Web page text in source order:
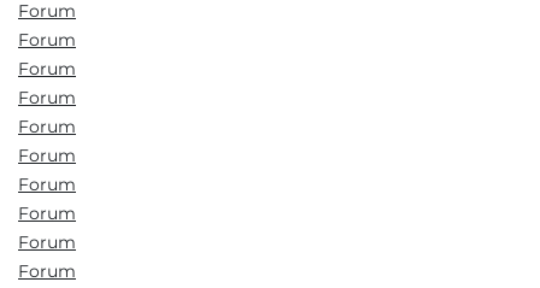
Forum
Forum
Forum
Forum
Forum
Forum
Forum
Forum
Forum
Forum